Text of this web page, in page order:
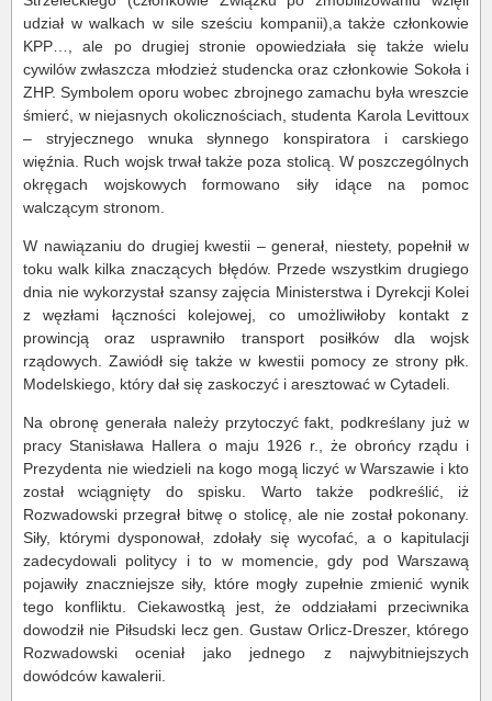
udział w walkach w sile sześciu kompanii),a także członkowie
KPP…, ale po drugiej stronie opowiedziała się także wielu
cywilów zwłaszcza młodzież studencka oraz członkowie Sokoła i
ZHP. Symbolem oporu wobec zbrojnego zamachu była wreszcie
śmierć, w niejasnych okolicznościach, studenta Karola Levittoux
– stryjecznego wnuka słynnego konspiratora i carskiego
więźnia. Ruch wojsk trwał także poza stolicą. W poszczególnych
okręgach wojskowych formowano siły idące na pomoc
walczącym stronom.
W nawiązaniu do drugiej kwestii – generał, niestety, popełnił w
toku walk kilka znaczących błędów. Przede wszystkim drugiego
dnia nie wykorzystał szansy zajęcia Ministerstwa i Dyrekcji Kolei
z węzłami łączności kolejowej, co umożliwiłoby kontakt z
prowincją oraz usprawniło transport posiłków dla wojsk
rządowych. Zawiódł się także w kwestii pomocy ze strony płk.
Modelskiego, który dał się zaskoczyć i aresztować w Cytadeli.
Na obronę generała należy przytoczyć fakt, podkreślany już w
pracy Stanisława Hallera o maju 1926 r., że obrońcy rządu i
Prezydenta nie wiedzieli na kogo mogą liczyć w Warszawie i kto
został wciągnięty do spisku. Warto także podkreślić, iż
Rozwadowski przegrał bitwę o stolicę, ale nie został pokonany.
Siły, którymi dysponował, zdołały się wycofać, a o kapitulacji
zadecydowali politycy i to w momencie, gdy pod Warszawą
pojawiły znaczniejsze siły, które mogły zupełnie zmienić wynik
tego konfliktu. Ciekawostką jest, że oddziałami przeciwnika
dowodził nie Piłsudski lecz gen. Gustaw Orlicz-Dreszer, którego
Rozwadowski oceniał jako jednego z najwybitniejszych
dowódców kawalerii.